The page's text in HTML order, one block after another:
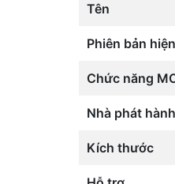
Tên
Phiên bản
Chức năng
Nhà phát hành
Kích thước